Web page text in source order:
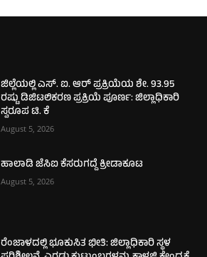
ಜಿಲ್ಲೆಯಲ್ಲಿ ಎಸ್. ಐ. ಆರ್ ಪ್ರಕ್ರಿಯೆಯ ಶೇ. 93.95
ರಷ್ಟು ಡಿಜಿಟಲಿಕರಣ ಪ್ರಕ್ರಿಯೆ ಪೂರ್ಣ: ಜಿಲ್ಲಾಧಿಕಾರಿ
ಸ್ವರೂಪ ಟಿ. ಕೆ
August 5, 2026
ಹಾಲಾಡಿ ಜೆಸಿಐ ಕೆಸರುಗದ್ದೆ ಕ್ರೀಡಾಕೂಟ
August 5, 2026
ರೆಂಜಾಳದಲ್ಲಿ ಭೂಕುಸಿತ ಭೀತಿ: ಜಿಲ್ಲಾಧಿಕಾರಿ ಸ್ಥಳ